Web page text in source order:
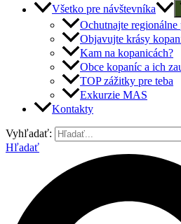
Všetko pre návštevníka
Ochutnajte
Objavujte krásy
Kam na kopanicách?
Obce kopaníc a ich
TOP zážitky pre teba
Exkurzie MAS
Kontakty
Vyhľadať:
Hľadať